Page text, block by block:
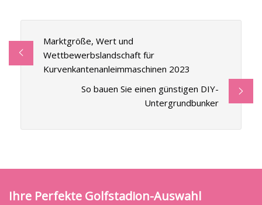
Marktgröße, Wert und
Wettbewerbslandschaft für
Kurvenkantenanleimmaschinen 2023
So bauen Sie einen günstigen DIY-
Untergrundbunker
Ihre Perfekte Golfstadion-Auswahl